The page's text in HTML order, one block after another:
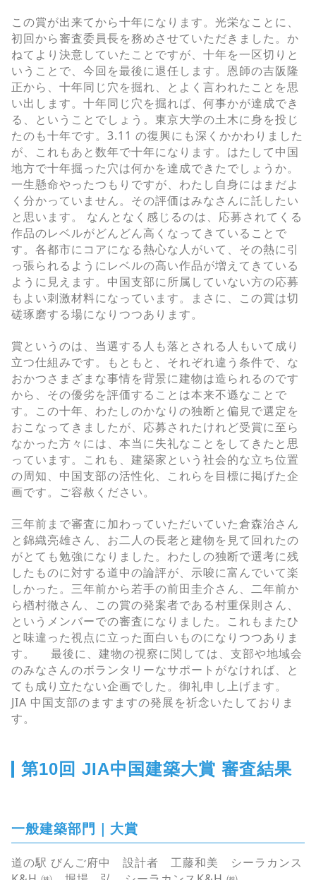
この賞が出来てから十年になります。光栄なことに、
初回から審査委員長を務めさせていただきました。か
ねてより決意していたことですが、十年を一区切りと
いうことで、今回を最後に退任します。恩師の吉阪隆
正から、十年同じ穴を掘れ、とよく言われたことを思
い出します。十年同じ穴を掘れば、何事かが達成でき
る、ということでしょう。東京大学の土木に身を投じ
たのも十年です。3.11 の復興にも深くかかわりました
が、これもあと数年で十年になります。はたして中国
地方で十年掘った穴は何かを達成できたでしょうか。
一生懸命やったつもりですが、わたし自身にはまだよ
く分かっていません。その評価はみなさんに託したい
と思います。 なんとなく感じるのは、応募されてくる
作品のレベルがどんどん高くなってきていることで
す。各都市にコアになる熱心な人がいて、その熱に引
っ張られるようにレベルの高い作品が増えてきている
ように見えます。中国支部に所属していない方の応募
もよい刺激材料になっています。まさに、この賞は切
磋琢磨する場になりつつあります。
賞というのは、当選する人も落とされる人もいて成り
立つ仕組みです。もともと、それぞれ違う条件で、な
おかつさまざまな事情を背景に建物は造られるのです
から、その優劣を評価することは本来不遜なことで
す。この十年、わたしのかなりの独断と偏見で選定を
おこなってきましたが、応募されたけれど受賞に至ら
なかった方々には、本当に失礼なことをしてきたと思
っています。これも、建築家という社会的な立ち位置
の周知、中国支部の活性化、これらを目標に掲げた企
画です。ご容赦ください。
三年前まで審査に加わっていただいていた倉森治さん
と錦織亮雄さん、お二人の長老と建物を見て回れたの
がとても勉強になりました。わたしの独断で選考に残
したものに対する道中の論評が、示唆に富んでいて楽
しかった。三年前から若手の前田圭介さん、二年前か
ら楢村徹さん、この賞の発案者である村重保則さん、
というメンバーでの審査になりました。これもまたひ
と味違った視点に立った面白いものになりつつありま
す。 最後に、建物の視察に関しては、支部や地域会
のみなさんのボランタリーなサポートがなければ、と
ても成り立たない企画でした。御礼申し上げます。
JIA 中国支部のますますの発展を祈念いたしておりま
す。
第10回 JIA中国建築大賞 審査結果
一般建築部門｜大賞
道の駅 びんご府中 設計者 工藤和美 シーラカンス